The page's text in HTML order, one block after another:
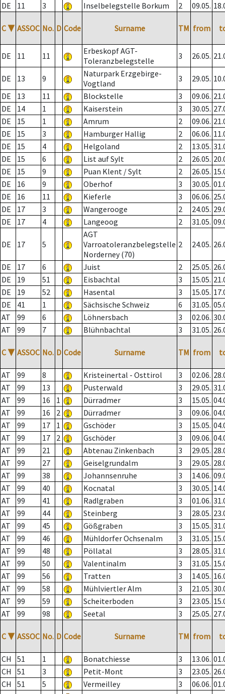
DE
11 3 Inselbelegstelle Borkum 2 09.05.
C ▼ ASSOC No. D Code Surname TM from
DE 11 11
Erbeskopf AGT-
Toleranzbelegstelle
3 26.05.
DE 13 9
Naturpark Erzgebirge-
Vogtland
3 29.05.
DE
13 11 Blockstelle 3 09.06.
DE
14 1 Kaiserstein 3 30.05.
DE
15 1 Amrum 2 09.06.
DE
15 3 Hamburger Hallig 2 06.06.
DE
15 4 Helgoland 2 13.05.
DE
15 6 List auf Sylt 2 26.05.
DE
15 9 Puan Klent / Sylt 2 26.05.
DE
16 9 Oberhof 3 30.05.
DE
16 11 Kieferle 3 06.06.
DE
17 3 Wangerooge 2 24.05.
DE
17 4 Langeoog 2 31.05.
DE 17 5
AGT
Varroatoleranzbelegstelle
Norderney (70)
2 24.05.
DE 17 6 Juist 2 25.05.
DE
19 51 Eisbachtal 3 15.05.
DE
19 52 Hasental 3 15.05.
DE
41 1 Sächsische Schweiz 6 31.05.
AT
99 6 Löhnersbach 3 02.06.
AT
99 7 Blühnbachtal 3 31.05.
C ▼ ASSOC No. D Code Surname TM from
AT 99 8 Kristeinertal - Osttirol 3 02.06.
AT
99 13 Pusterwald 3 29.05.
AT
99 16 1 Dürradmer 3 15.05.
AT
99 16 2 Dürradmer 3 09.06.
AT
99 17 1 Gschöder 3 15.05.
AT
99 17 2 Gschöder 3 09.06.
AT
99 21 Abtenau Zinkenbach 3 29.05.
AT
99 27 Geiselgrundalm 3 29.05.
AT
99 38 Johannsenruhe 3 14.06.
AT
99 40 Kocnatal 3 30.05.
AT
99 41 Radlgraben 3 01.06.
AT
99 44 Steinberg 3 28.05.
AT
99 45 Gößgraben 3 15.05.
AT
99 46 Mühldorfer Ochsenalm 3 31.05.
AT
99 48 Pöllatal 3 28.05.
AT
99 50 Valentinalm 3 31.05.
AT
99 56 Tratten 3 14.05.
AT
99 58 Mühlviertler Alm 3 21.05.
AT
99 59 Scheiterboden 3 23.05.
AT
99 98 Seetal 3 25.05.
C ▼ ASSOC No. D Code Surname TM from
CH 51 1 Bonatchiesse 3 13.06.
CH
51 3 Petit-Mont 3 23.05.
CH
51 5 Vermeilley 3 06.06.